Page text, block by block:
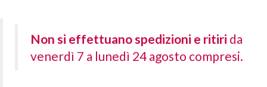
Non si effettuano spedizioni e ritiri da
venerdì 7 a lunedì 24 agosto compresi.